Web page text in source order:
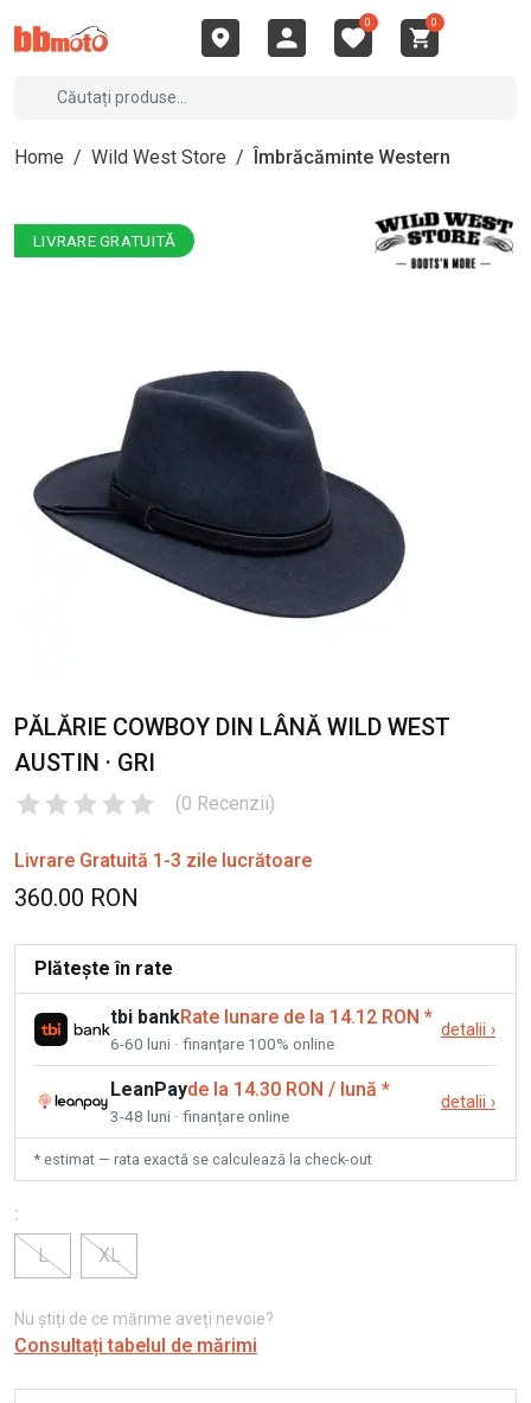
0 0
Home / Wild West Store / Îmbrăcăminte Western
LIVRARE GRATUITĂ
PĂLĂRIE COWBOY DIN LÂNĂ WILD WEST
AUSTIN · GRI
(0 Recenzii)
Livrare Gratuită 1-3 zile lucrătoare
360.00 RON
Plătește în rate
tbi bankRate lunare de la 14.12 RON *
6-60 luni · finanțare 100% online
detalii ›
LeanPayde la 14.30 RON / lună *
3-48 luni · finanțare online
detalii ›
* estimat — rata exactă se calculează la check-out
:
L
XL
Nu știți de ce mărime aveți nevoie?
Consultați tabelul de mărimi